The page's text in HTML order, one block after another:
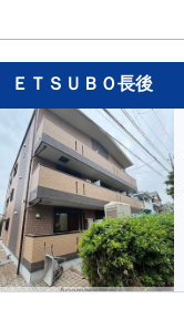
ＥＴＳＵＢＯ長後